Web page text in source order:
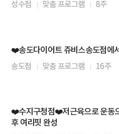
성수점 맞춤 프로그램 8주
❤️송도다이어트 쥬비스송도점에
송도점 맞춤 프로그램 16주
❤️수지구청점❤️저근육으로 운동
후 여리핏 완성